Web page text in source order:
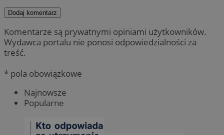
Dodaj komentarz
Komentarze są prywatnymi opiniami użytkowników.
Wydawca portalu nie ponosi odpowiedzialności za
treść.
* pola obowiązkowe
Najnowsze
Popularne